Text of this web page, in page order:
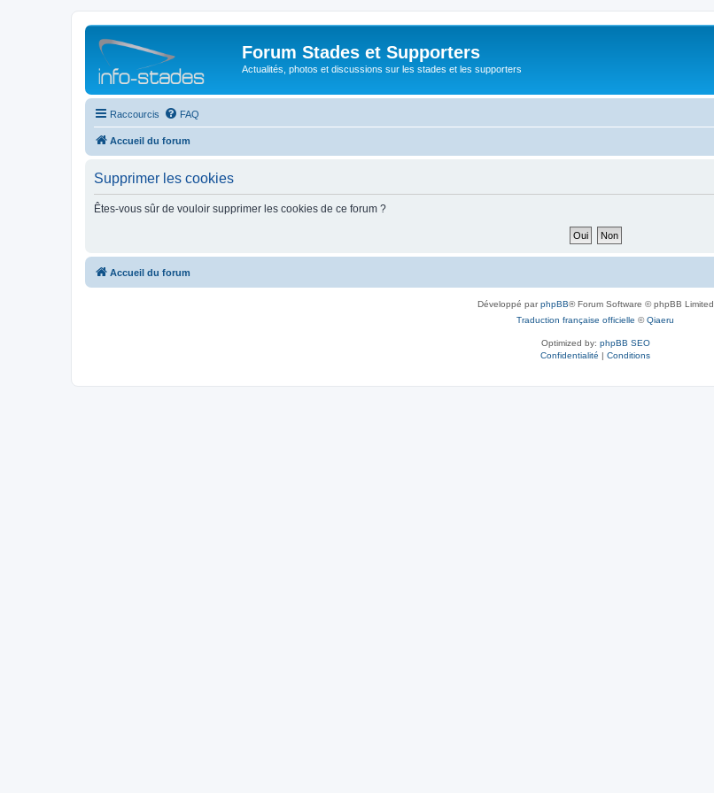
Forum Stades et Supporters
Actualités, photos et discussions sur les stades et les supporters
Raccourcis FAQ
Accueil du forum
Supprimer les cookies
Êtes-vous sûr de vouloir supprimer les cookies de ce forum ?
Accueil du forum
Développé parphpBB® Forum Software © phpBB Limited
Traduction française officielle ©Qiaeru
Optimized by: phpBB SEO
Confidentialité | Conditions